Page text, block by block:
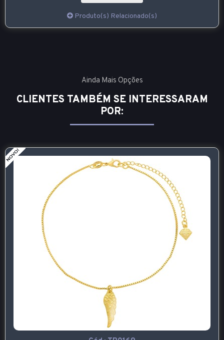
Produto(s) Relacionado(s)
Ainda Mais Opções
CLIENTES TAMBÉM SE INTERESSARAM
POR: